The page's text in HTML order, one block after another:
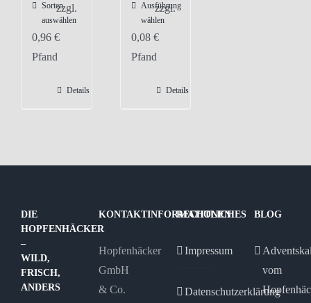
Sorten
auswählen
zzgl.
0,96 €
Pfand
Details
Ausführung
wählen
Dieses
Produkt
Varianten
können
Produktseite
zzgl.
0,08 €
Pfand
Details
DIE
HOPFENHÄCKER
–
WILD,
FRISCH,
ANDERS
KONTAKTINFORMATIONEN
Hopfenhäcker
GmbH
& Co.
RECHTLICHES
Impressum
Datenschutzerklärung
BLOG
vom